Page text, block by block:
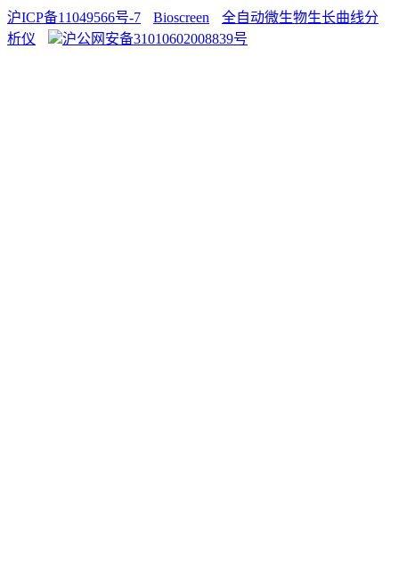
沪ICP备11049566号-7 Bioscreen
全自动微生物生长曲线分
析仪
沪公网安备31010602008839号